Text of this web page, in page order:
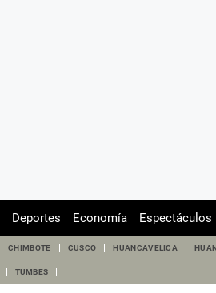
Deportes Economía Espectáculos
CHIMBOTE CUSCO HUANCAVELICA
TUMBES